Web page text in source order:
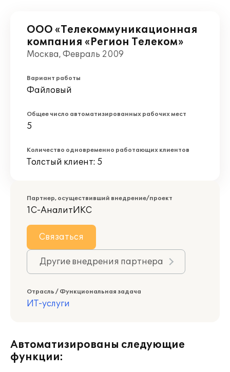
ООО «Телекоммуникационная
компания «Регион Телеком»
Москва, Февраль 2009
Вариант работы
Файловый
Общее число автоматизированных рабочих мест
5
Количество одновременно работающих клиентов
Толстый клиент: 5
Партнер, осуществивший внедрение/проект
1С-АналитИКС
Связаться
Другие внедрения партнера
Отрасль / Функциональная задача
ИТ-услуги
Автоматизированы следующие
функции: